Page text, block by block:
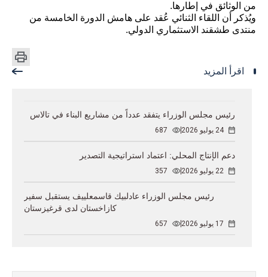
من الوثائق في إطارها.
ويُذكر أن اللقاء الثنائي عُقد على هامش الدورة الخامسة من
منتدى طشقند الاستثماري الدولي.
اقرأ المزيد
رئيس مجلس الوزراء يتفقد عدداً من مشاريع البناء في تالاس
24 يوليو 2026 687
دعم الإنتاج المحلي: اعتماد استراتيجية التصدير
22 يوليو 2026 357
رئيس مجلس الوزراء عادلبيك قاسمعلييف يستقبل سفير
كازاخستان لدى قرغيزستان
17 يوليو 2026 657